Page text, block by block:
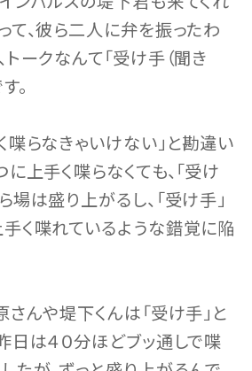
て、彼ら二人に弁を振ったわ
ークなんて「受け手（聞き
。
喋らなきゃいけない」と勘違い
に上手く喋らなくても、「受け
場は盛り上がるし、「受け手」
く喋れているような錯覚に陥
さんや堤下くんは「受け手」と
日は４０分ほどブッ通しで喋